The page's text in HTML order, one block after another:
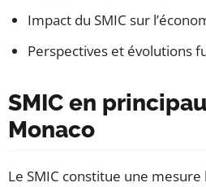
Impact du SMIC sur
Perspectives et évolutions
SMIC en
Monaco
Le SMIC constitue une